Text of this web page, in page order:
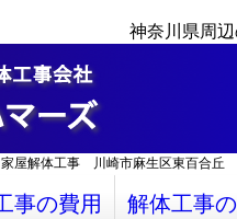
神奈川県周
屋解体工事 川崎市麻生区東百合丘
事の費用 解体工事